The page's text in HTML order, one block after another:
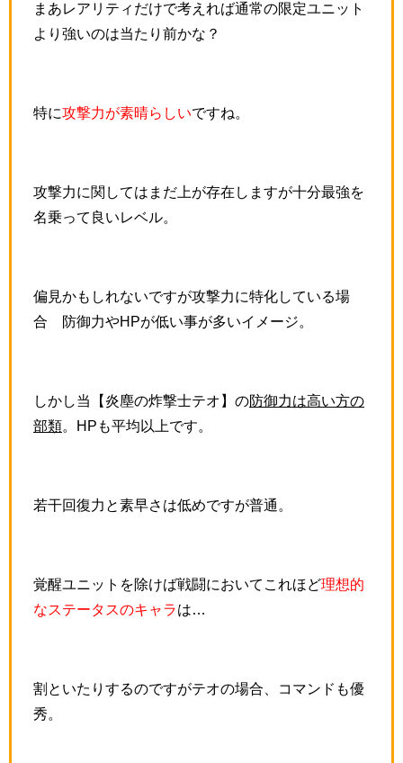
まあレアリティだけで考えれば通常の限定ユニット
より強いのは当たり前かな？
特に攻撃力が素晴らしいですね。
攻撃力に関してはまだ上が存在しますが十分最強を
名乗って良いレベル。
偏見かもしれないですが攻撃力に特化している場
合 防御力やHPが低い事が多いイメージ。
しかし当【炎塵の炸撃士テオ】の防御力は高い方の
部類。HPも平均以上です。
若干回復力と素早さは低めですが普通。
覚醒ユニットを除けば戦闘においてこれほど理想的
なステータスのキャラは…
割といたりするのですがテオの場合、コマンドも優
秀。